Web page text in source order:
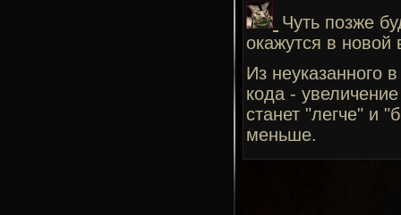
Чуть позже
окажутся в новой
Из неуказанного
кода -
станет "легче" и
меньше.